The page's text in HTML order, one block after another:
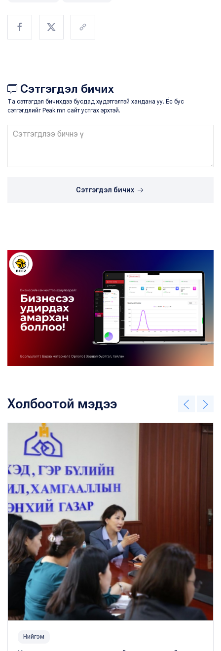
Сэтгэгдэл бичих
Та сэтгэгдэл бичихдээ бусдад хүндэтгэлтэй хандана уу. Ёс бус
сэтгэгдлийг Peak.mn сайт устгах эрхтэй.
Сэтгэгдэл бичих
Холбоотой мэдээ
Нийгэм